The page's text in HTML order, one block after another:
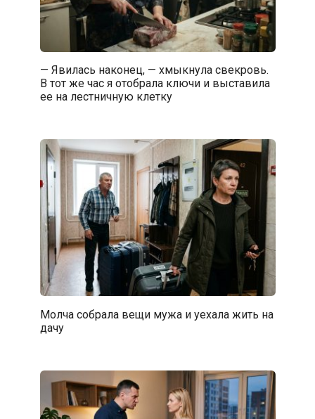
— Явилась наконец, — хмыкнула свекровь.
В тот же час я отобрала ключи и выставила
ее на лестничную клетку
Молча собрала вещи мужа и уехала жить на
дачу